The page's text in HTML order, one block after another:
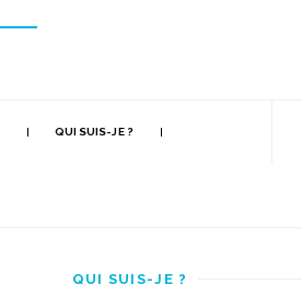
QUI SUIS-JE ?
QUI SUIS-JE ?